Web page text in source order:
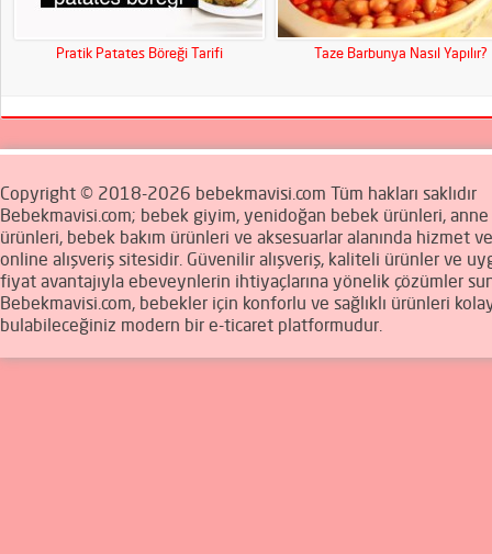
Pratik Patates Böreği Tarifi Taze Barbunya Nasıl Yapılır?
Copyright © 2018-2026 bebekmavisi.com Tüm hakları saklıdır
Bebekmavisi.com; bebek giyim, yenidoğan bebek ürünleri,
ürünleri, bebek bakım ürünleri ve aksesuarlar alanında hizmet
online alışveriş sitesidir. Güvenilir alışveriş, kaliteli ürünler ve
fiyat avantajıyla ebeveynlerin ihtiyaçlarına yönelik çözümler
Bebekmavisi.com, bebekler için konforlu ve sağlıklı ürünleri
bulabileceğiniz modern bir e-ticaret platformudur.